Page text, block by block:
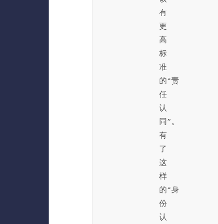
有
更
高
标
准
的“责
任
认
同”。
有
了
这
样
的“身
份
认